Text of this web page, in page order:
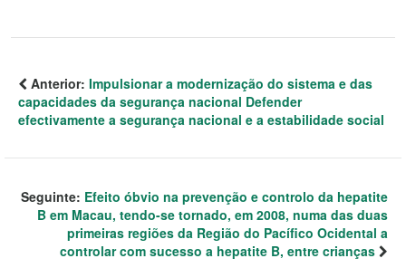
Anterior: Impulsionar a modernização do sistema e das
capacidades da segurança nacional Defender
efectivamente a segurança nacional e a estabilidade social
Seguinte: Efeito óbvio na prevenção e controlo da hepatite
B em Macau, tendo-se tornado, em 2008, numa das duas
primeiras regiões da Região do Pacífico Ocidental a
controlar com sucesso a hepatite B, entre crianças